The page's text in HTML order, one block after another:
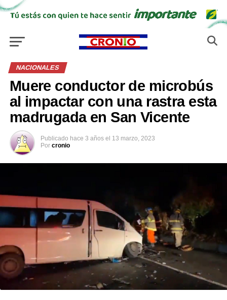
NACIONALES
Muere conductor de microbús
al impactar con una rastra esta
madrugada en San Vicente
Publicado hace 3 años el 13 marzo, 2023
Por cronio